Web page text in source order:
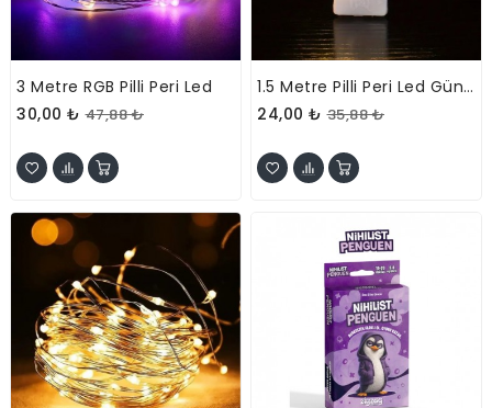
3 Metre RGB Pilli Peri Led
30,00 ₺ 47,88 ₺
1.5 Metre Pilli Peri Led Gün Işığı
24,00 ₺ 35,88 ₺